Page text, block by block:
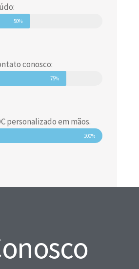
50%
conosco:
75%
personalizado em mãos.
100%